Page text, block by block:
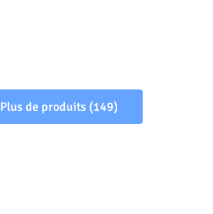
Plus de produits (149)